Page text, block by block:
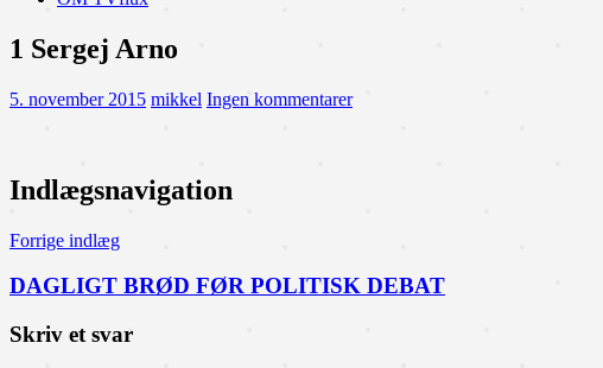
1 Sergej Arno
5. november 2015 mikkel Ingen kommentarer
Indlægsnavigation
Forrige indlæg
DAGLIGT BRØD FØR POLITISK DEBAT
Skriv et svar